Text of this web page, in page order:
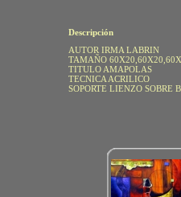
Descripción
AUTOR IRMA LABRIN
TAMAÑO
TITULO AMAPOLAS
TECNICA ACRILICO
SOPORTE LIENZO SOBRE